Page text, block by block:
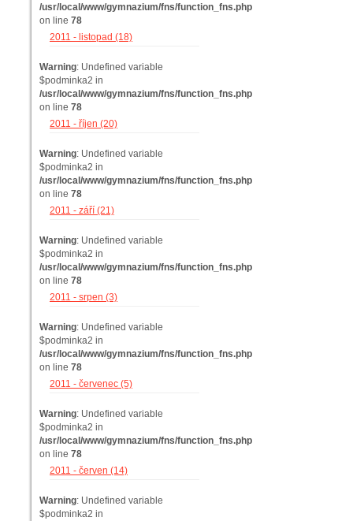
/usr/local/www/gymnazium/fns/function_fns.php
on line 78
2011 - listopad (18)
Warning: Undefined variable
$podminka2 in
/usr/local/www/gymnazium/fns/function_fns.php
on line 78
2011 - říjen (20)
Warning: Undefined variable
$podminka2 in
/usr/local/www/gymnazium/fns/function_fns.php
on line 78
2011 - září (21)
Warning: Undefined variable
$podminka2 in
/usr/local/www/gymnazium/fns/function_fns.php
on line 78
2011 - srpen (3)
Warning: Undefined variable
$podminka2 in
/usr/local/www/gymnazium/fns/function_fns.php
on line 78
2011 - červenec (5)
Warning: Undefined variable
$podminka2 in
/usr/local/www/gymnazium/fns/function_fns.php
on line 78
2011 - červen (14)
Warning: Undefined variable
$podminka2 in